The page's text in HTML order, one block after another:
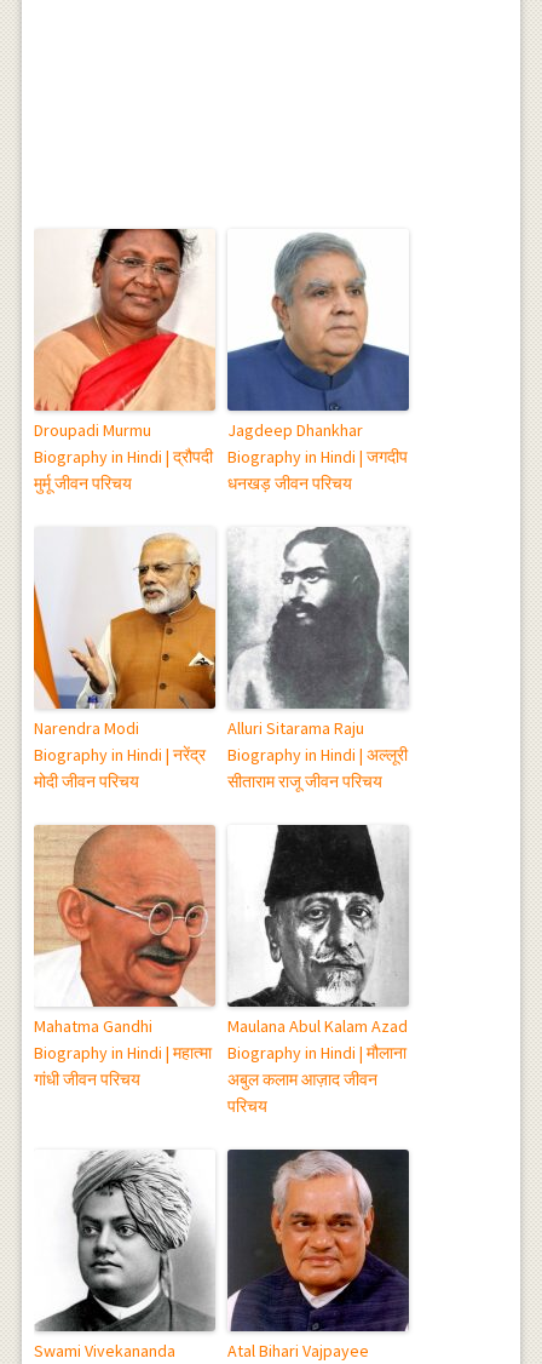
Droupadi Murmu
Biography in Hindi | द्रौपदी
मुर्मू जीवन परिचय
Jagdeep Dhankhar
Biography in Hindi | जगदीप
धनखड़ जीवन परिचय
Narendra Modi
Biography in Hindi | नरेंद्र
मोदी जीवन परिचय
Alluri Sitarama Raju
Biography in Hindi | अल्लूरी
सीताराम राजू जीवन परिचय
Mahatma Gandhi
Biography in Hindi | महात्मा
गांधी जीवन परिचय
Maulana Abul Kalam Azad
Biography in Hindi | मौलाना
अबुल कलाम आज़ाद जीवन
परिचय
Swami Vivekananda
Atal Bihari Vajpayee